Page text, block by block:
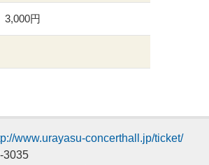
3,000円
www.urayasu-concerthall.jp/ticket/
3035